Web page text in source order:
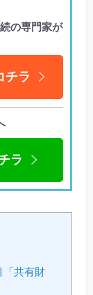
の専門家が
チラ
ラ
「共有財